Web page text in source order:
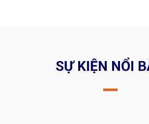
SỰ KIỆN NỔI